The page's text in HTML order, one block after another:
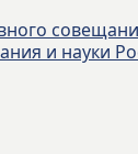
и науки